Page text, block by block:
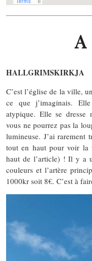
A
HALLGRIMSKIRKJA
C’est l’église de la ville,
ce que j’imaginais.
atypique. Elle se dresse
vous ne pourrez pas la
lumineuse. J’ai
tout en haut pour voir la
haut de l’article) ! Il y a
couleurs et l’artère
1000kr soit 8€. C’est à